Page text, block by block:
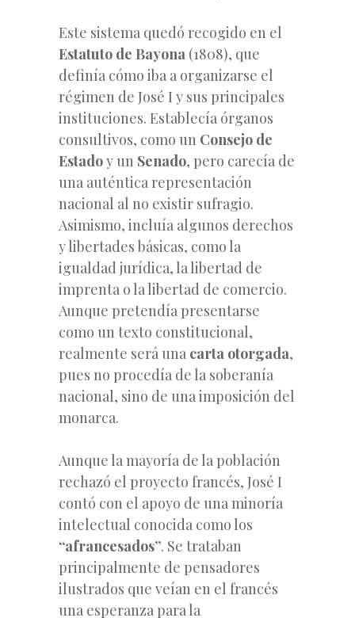
Este sistema quedó recogido en el
Estatuto de Bayona (1808), que
definía cómo iba a organizarse el
régimen de José I y sus principales
instituciones. Establecía órganos
consultivos, como un Consejo de
Estadoy un Senado, pero carecía de
una auténtica representación
nacional al no existir sufragio.
Asimismo, incluía algunos derechos
y libertades básicas, como la
igualdad jurídica, la libertad de
imprenta o la libertad de comercio.
Aunque pretendía presentarse
como un texto constitucional,
realmente será una carta otorgada,
pues no procedía de la soberanía
nacional, sino de una imposición del
monarca.
Aunque la mayoría de la población
rechazó el proyecto francés, José I
contó con el apoyo de una minoría
intelectual conocida como los
“afrancesados”. Se trataban
principalmente de pensadores
ilustrados que veían en el francés
una esperanza para la